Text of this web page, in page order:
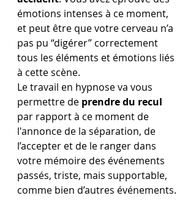
émotions intenses à ce moment,
et peut être que votre cerveau n’a
pas pu “digérer” correctement
tous les éléments et émotions liés
à cette scène.
Le travail en hypnose va vous
permettre de prendre du recul
par rapport à ce moment de
l'annonce de la séparation, de
l’accepter et de le ranger dans
votre mémoire des événements
passés, triste, mais supportable,
comme bien d’autres événements.